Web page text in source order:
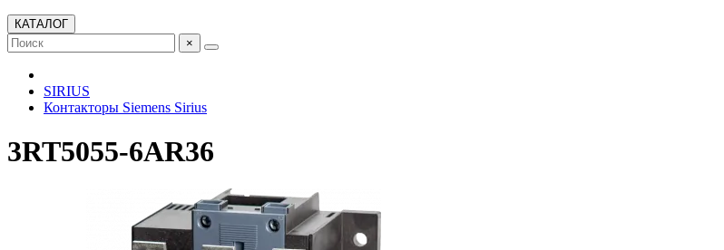
КАТАЛОГ
×
SIRIUS
Контакторы Siemens Sirius
3RT5055-6AR36